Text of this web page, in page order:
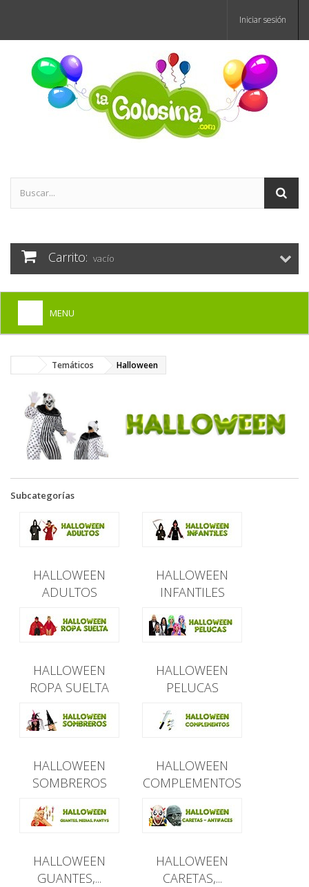
Iniciar sesión
Carrito: vacío
MENU
DISFRACES PARA ADULTOS
DISFRACES INFANTILES
COMPLEMENTOS
MAQUILLAJE FIESTA
+
PELUCAS, GORROS, CARETAS
TEMÁTICOS
Temáticos Halloween
Subcategorías
HALLOWEEN
ADULTOS
HALLOWEEN
INFANTILES
HALLOWEEN
ROPA SUELTA
HALLOWEEN
PELUCAS
HALLOWEEN
SOMBREROS
HALLOWEEN
COMPLEMENTOS
HALLOWEEN
GUANTES,...
HALLOWEEN
CARETAS,...